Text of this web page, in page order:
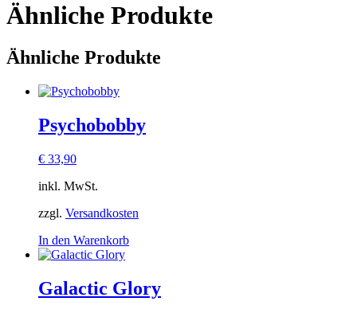
Ähnliche Produkte
Ähnliche Produkte
Psychobobby
€ 33,90
inkl. MwSt.
zzgl. Versandkosten
In den Warenkorb
Galactic Glory